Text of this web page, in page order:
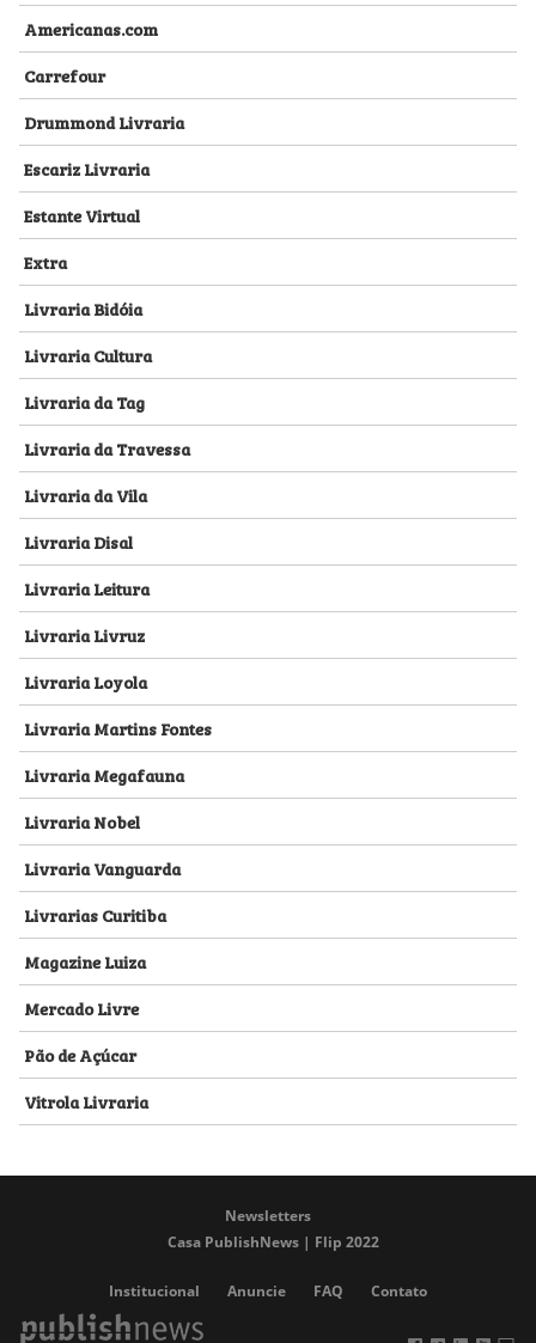
Americanas.com
Carrefour
Drummond Livraria
Escariz Livraria
Estante Virtual
Extra
Livraria Bidóia
Livraria Cultura
Livraria da Tag
Livraria da Travessa
Livraria da Vila
Livraria Disal
Livraria Leitura
Livraria Livruz
Livraria Loyola
Livraria Martins Fontes
Livraria Megafauna
Livraria Nobel
Livraria Vanguarda
Livrarias Curitiba
Magazine Luiza
Mercado Livre
Pão de Açúcar
Vitrola Livraria
Newsletters
Casa PublishNews | Flip 2022
Institucional Anuncie FAQ Contato